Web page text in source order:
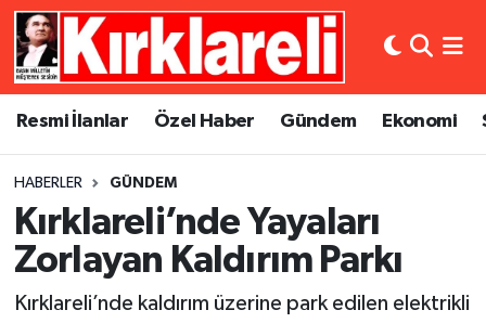
Resmi İlanlar Özel Haber Gündem Ekonomi
HABERLER GÜNDEM
Kırklareli’nde Yayaları
Zorlayan Kaldırım Parkı
Kırklareli’nde kaldırım üzerine park edilen elektrikli
Resmi İlanlar
Gündem
Ekonomi
Siyaset
Asayiş
Dünya
Eğitim
Kültür Sanat
Künye
Gizlilik Sözleşmesi
Merkez Nöbetçi Eczaneler
Merkez Trafik Yoğunluk Haritası
Süper Lig Puan Durumu ve Fikstür
Tüm Manşetler